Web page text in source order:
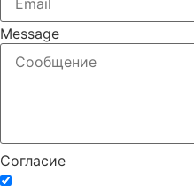
Message
Согласие